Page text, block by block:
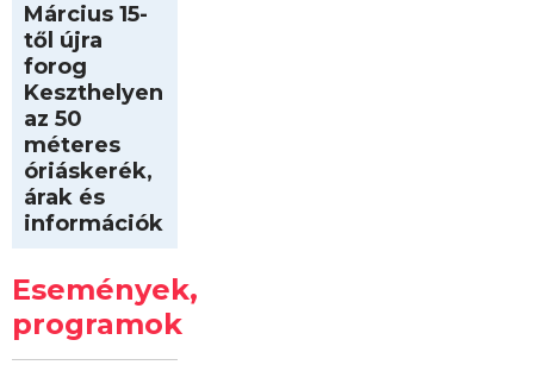
Március 15-
től újra
forog
Keszthelyen
az 50
méteres
óriáskerék,
árak és
információk
Események,
programok
Kilóméterek
2026